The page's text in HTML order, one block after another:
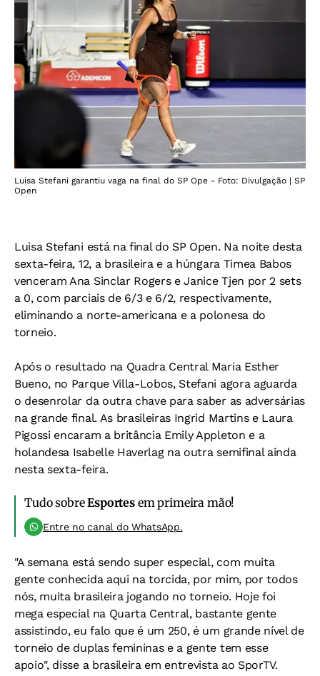
Luisa Stefani garantiu vaga na final do SP Ope - Foto: Divulgação | SP
Open
Luisa Stefani está na final do SP Open. Na noite desta
sexta-feira, 12, a brasileira e a húngara Timea Babos
venceram Ana Sinclar Rogers e Janice Tjen por 2 sets
a 0, com parciais de 6/3 e 6/2, respectivamente,
eliminando a norte-americana e a polonesa do
torneio.
Após o resultado na Quadra Central Maria Esther
Bueno, no Parque Villa-Lobos, Stefani agora aguarda
o desenrolar da outra chave para saber as adversárias
na grande final. As brasileiras Ingrid Martins e Laura
Pigossi encaram a britância Emily Appleton e a
holandesa Isabelle Haverlag na outra semifinal ainda
nesta sexta-feira.
Tudo sobreEsportesem primeira mão!
Entre no canal do WhatsApp.
"A semana está sendo super especial, com muita
gente conhecida aqui na torcida, por mim, por todos
nós, muita brasileira jogando no torneio. Hoje foi
mega especial na Quarta Central, bastante gente
assistindo, eu falo que é um 250, é um grande nível de
torneio de duplas femininas e a gente tem esse
apoio", disse a brasileira em entrevista ao SporTV.